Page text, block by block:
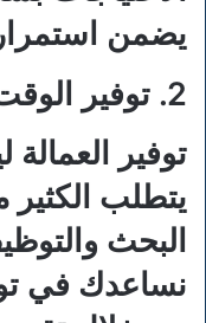
يضمن
2. توفير الوقت والجهد
توفير
يتطلب
البحث
نساعدك في